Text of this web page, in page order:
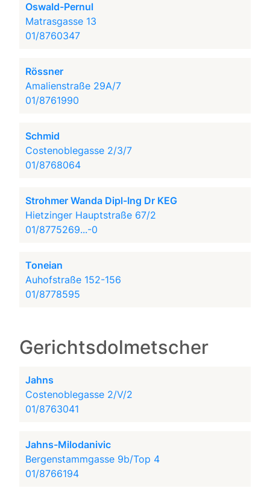
Oswald-Pernul
Matrasgasse 13
01/8760347
Rössner
Amalienstraße 29A/7
01/8761990
Schmid
Costenoblegasse 2/3/7
01/8768064
Strohmer Wanda Dipl-Ing Dr KEG
Hietzinger Hauptstraße 67/2
01/8775269...-0
Toneian
Auhofstraße 152-156
01/8778595
Gerichtsdolmetscher
Jahns
Costenoblegasse 2/V/2
01/8763041
Jahns-Milodanivic
Bergenstammgasse 9b/Top 4
01/8766194